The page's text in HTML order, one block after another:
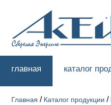
главная каталог
Главная / Каталог продукции /